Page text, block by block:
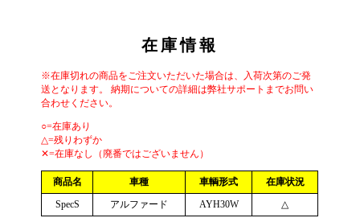
在庫情報
※在庫切れの商品をご注文いただいた場合は、入荷次第のご発
送となります。 納期についての詳細は弊社サポートまでお問い
合わせください。
○=在庫あり
△=残りわずか
✕=在庫なし（廃番ではございません）
商品名 車種 車輌形式
在庫状況
SpecS
アルファード AYH30W △